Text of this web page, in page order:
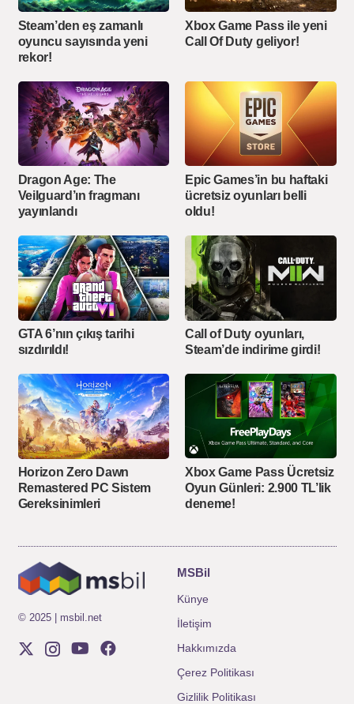
Steam’den eş zamanlı
oyuncu sayısında yeni
rekor!
Xbox Game Pass ile yeni
Call Of Duty geliyor!
Dragon Age: The
Veilguard’ın fragmanı
yayınlandı
Epic Games’in bu haftaki
ücretsiz oyunları belli
oldu!
GTA 6’nın çıkış tarihi
sızdırıldı!
Call of Duty oyunları,
Steam’de indirime girdi!
Horizon Zero Dawn
Remastered PC Sistem
Gereksinimleri
Xbox Game Pass Ücretsiz
Oyun Günleri: 2.900 TL’lik
deneme!
© 2025 | msbil.net
MSBil
Künye
İletişim
Hakkımızda
Çerez Politikası
Gizlilik Politikası